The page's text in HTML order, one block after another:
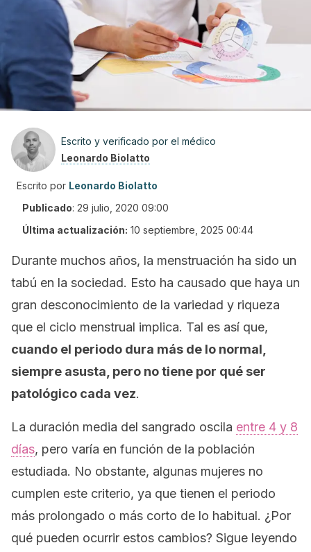
Escrito y verificado por el médico
Leonardo Biolatto
Escrito por Leonardo Biolatto
Publicado: 29 julio, 2020 09:00
Última actualización: 10 septiembre, 2025 00:44
Durante muchos años, la menstruación ha sido un
tabú en la sociedad. Esto ha causado que haya un
gran desconocimiento de la variedad y riqueza
que el ciclo menstrual implica. Tal es así que,
cuando el periodo dura más de lo normal,
siempre asusta, pero no tiene por qué ser
patológico cada vez.
La duración media del sangrado oscila entre 4 y 8
días, pero varía en función de la población
estudiada. No obstante, algunas mujeres no
cumplen este criterio, ya que tienen el periodo
más prolongado o más corto de lo habitual. ¿Por
qué pueden ocurrir estos cambios? Sigue leyendo